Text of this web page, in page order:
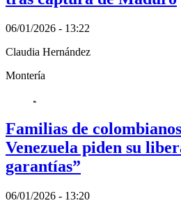
06/01/2026 - 13:22
Claudia Hernández
Montería
Familias de
Venezuela piden su
garantías”
06/01/2026 - 13:20